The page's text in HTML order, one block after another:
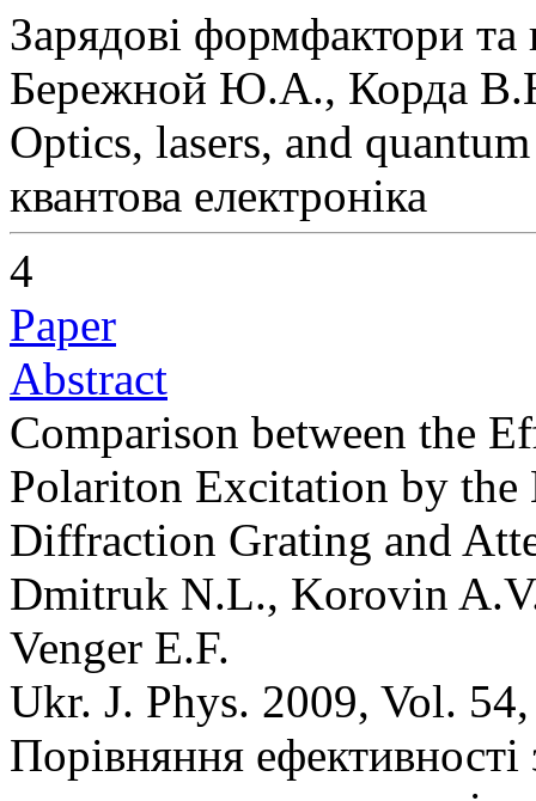
Зарядові формфактори
Бережной Ю.А., Корда
Optics, lasers, and
квантова електроніка
4
Paper
Abstract
Comparison between the
Polariton Excitation by the
Diffraction Grating and
Dmitruk N.L., Korovin
Venger E.F.
Ukr. J. Phys. 2009, Vol.
Порівняння